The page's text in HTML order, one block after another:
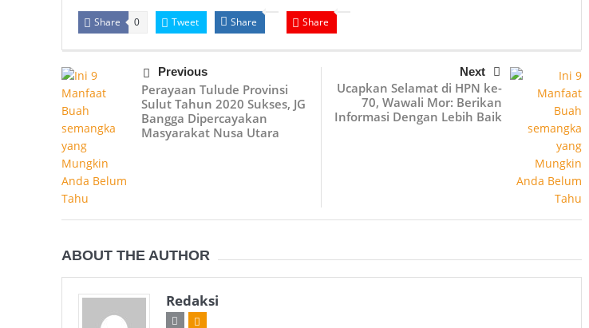
Share 0 Tweet Share Share
Previous
Perayaan Tulude Provinsi
Sulut Tahun 2020 Sukses, JG
Bangga Dipercayakan
Masyarakat Nusa Utara
Next
Ucapkan Selamat di HPN ke-
70, Wawali Mor: Berikan
Informasi Dengan Lebih Baik
ABOUT THE AUTHOR
Redaksi